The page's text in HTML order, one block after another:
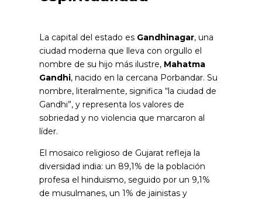
La capital del estado es Gandhinagar, una
ciudad moderna que lleva con orgullo el
nombre de su hijo más ilustre, Mahatma
Gandhi, nacido en la cercana Porbandar. Su
nombre, literalmente, significa “la ciudad de
Gandhi”, y representa los valores de
sobriedad y no violencia que marcaron al
líder.
El mosaico religioso de Gujarat refleja la
diversidad india: un 89,1% de la población
profesa el hinduismo, seguido por un 9,1%
de musulmanes, un 1% de jainistas y